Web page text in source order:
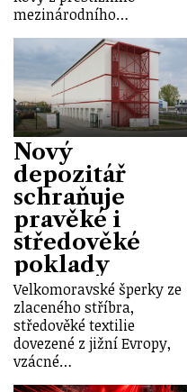
mezinárodního…
Nový
depozitář
schraňuje
pravěké i
středověké
poklady
Velkomoravské šperky ze
zlaceného stříbra,
středověké textilie
dovezené z jižní Evropy,
vzácné…